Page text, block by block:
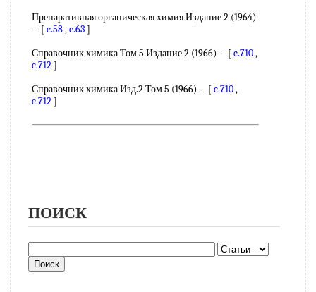
Препаративная органическая химия Издание 2 (1964)
-- [ c.58,c.63]
Справочник химика Том 5 Издание 2 (1966) -- [ c.710,
c.712]
Справочник химика Изд.2 Том 5 (1966) -- [ c.710,
c.712]
ПОИСК